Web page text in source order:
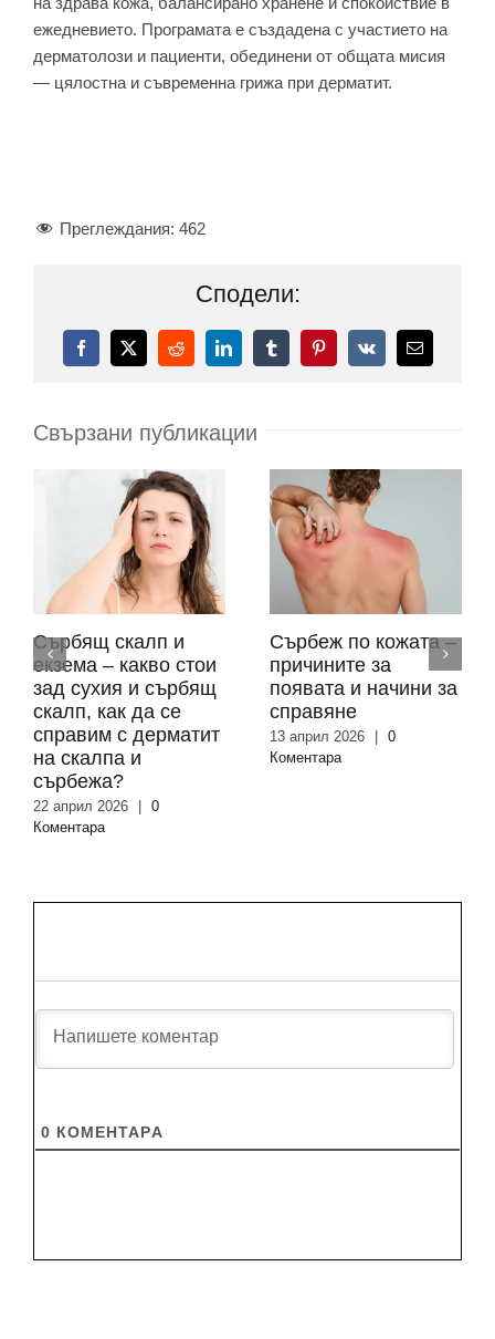
ежедневието. Програмата е създадена с участието на
дерматолози и пациенти, обединени от общата мисия
— цялостна и съвременна грижа при дерматит.
Преглеждания: 462
Сподели:
Facebook
X RedditLinkedInTumblrPinterest
Vk
поща:
Свързани публикации
Сърбящ скалп и
екзема – какво стои
зад сухия и сърбящ
скалп, как да се
справим с дерматит
на скалпа и
сърбежа?
22 април 2026
0
Коментара
Сърбеж по кожата –
причините за
появата и начини за
справяне
13 април 2026
0
Коментара
0 КОМЕНТАРA